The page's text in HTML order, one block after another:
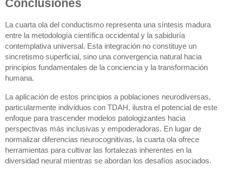
Conclusiones
La cuarta ola del conductismo representa una síntesis madura
entre la metodología científica occidental y la sabiduría
contemplativa universal. Esta integración no constituye un
sincretismo superficial, sino una convergencia natural hacia
principios fundamentales de la conciencia y la transformación
humana.
La aplicación de estos principios a poblaciones neurodiversas,
particularmente individuos con TDAH, ilustra el potencial de este
enfoque para trascender modelos patologizantes hacia
perspectivas más inclusivas y empoderadoras. En lugar de
normalizar diferencias neurocognitivas, la cuarta ola ofrece
herramientas para cultivar las fortalezas inherentes en la
diversidad neural mientras se abordan los desafíos asociados.